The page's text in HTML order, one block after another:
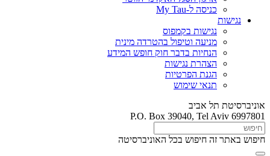
כניסה ל-My Tau
נגישות
נגישות בקמפוס
מניעה וטיפול בהטרדה מינית
הנחיות בדבר חוק חופש המידע
הצהרת נגישות
הגנת הפרטיות
תנאי שימוש
אוניברסיטת תל אביב
P.O. Box 39040, Tel Aviv 6997801
חיפוש באתר זה חיפוש בכל האוניברסיטה